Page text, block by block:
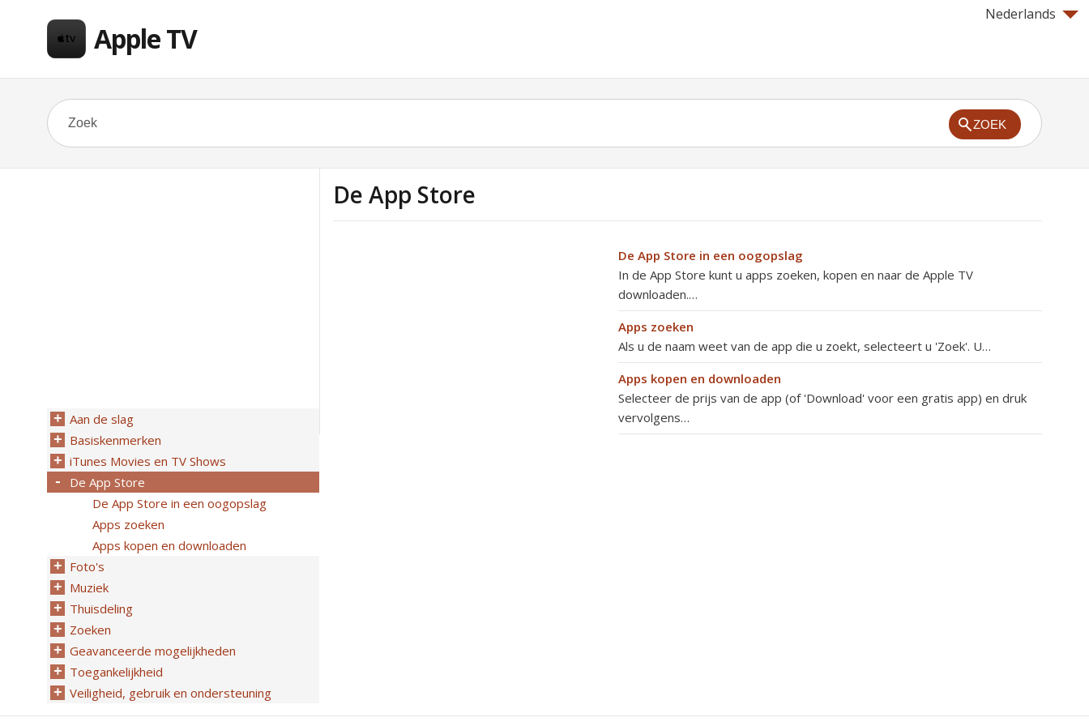
Nederlands
Apple TV
ZOEK
De App Store
De App Store in een oogopslag
In de App Store kunt u apps zoeken, kopen en naar de Apple TV
downloaden.…
Apps zoeken
Als u de naam weet van de app die u zoekt, selecteert u 'Zoek'. U…
Apps kopen en downloaden
Selecteer de prijs van de app (of 'Download' voor een gratis app) en druk
vervolgens…
Aan de slag
Basiskenmerken
iTunes Movies en TV Shows
De App Store
De App Store in een oogopslag
Apps zoeken
Apps kopen en downloaden
Foto's
Muziek
Thuisdeling
Zoeken
Geavanceerde mogelijkheden
Toegankelijkheid
Veiligheid, gebruik en ondersteuning